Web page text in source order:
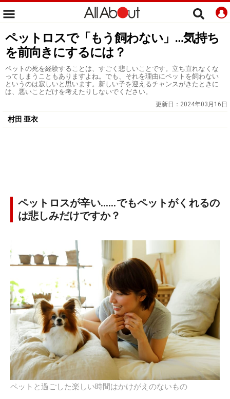
ペットロスで「もう飼わない」…気持ち
を前向きにするには？
ペットの死を経験することは、すごく悲しいことです。立ち直れなくな
ってしまうこともありますよね。でも、それを理由にペットを飼わない
というのは寂しいと思います。新しい子を迎えるチャンスがきたときに
は、悪いことだけを考えたりしないでください。
更新日： 2024年03月16日
村田 亜衣
ペットロスが辛い……でもペットがくれるの
は悲しみだけですか？
ペットと過ごした楽しい時間はかけがえのないもの